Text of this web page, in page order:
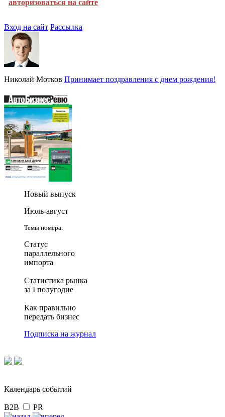
авторизоваться на сайте
Вход на сайт Рассылка
Николай Мотков Принимает поздравления с днем рождения!
Новый выпуск
Июль-август
Темы номера:
Статус
параллельного
импорта
Статистика рынка
за I полугодие
Как правильно
передать бизнес
Подписка на журнал
Календарь событий
B2B PR